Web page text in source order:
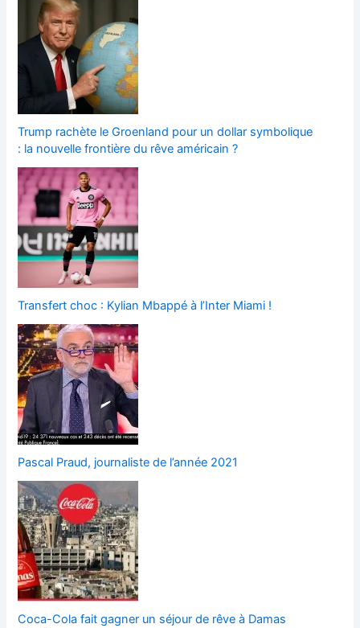
Trump rachète le Groenland pour un dollar symbolique
: la nouvelle frontière du rêve américain ?
Transfert choc : Kylian Mbappé à l’Inter Miami !
Pascal Praud, journaliste de l’année 2021
Coca-Cola fait gagner un séjour de rêve à Damas